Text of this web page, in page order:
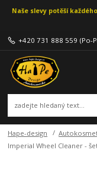
Naše slevy potěší
+420 731 888 559 (Po-
Hape-design
Imperial Wheel Cleaner -